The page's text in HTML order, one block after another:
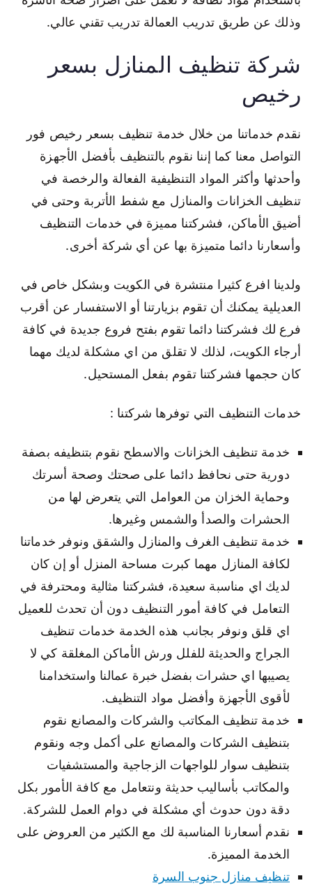
وذلك عن طريق تدريب العمالة تدريب تقني عالي.
شركة تنظيف المنازل بسعر
رخيص
نقدم خدماتنا من خلال خدمة تنظيف بسعر رخيص فور
التواصل معنا كما إننا نقوم بالتنظيف بأفضل الأجهزة
وأحدثها وأكثر المواد التنظيفية الفعالة والرخصة في
تنظيف الخزانات والمنازل مع شفط الأتربة وحتى في
أضيق الأماكن، فشركتنا مميزة في خدمات التنظيف
وأسعارنا دائما متميزة بها عن أي شركة أخرى.
ولدينا افرع كثيرا منتشرة في الكويت وبشكل خاص في
العديلية يمكنك أن تقوم بزيارتنا أو الاستفسار عن أقرب
فرع لك فشركتنا دائما تقوم بفتح فروع جديدة في كافة
أرجاء الكويت، لذلك لا تقلق من اي مشكلة لديك مهما
كان حجمها فشركتنا تقوم بفعل المستحيل.
خدمات التنظيف التي توفرها شركتنا :
خدمة تنظيف الخزانات والاسطح نقوم بتنظيفه بصفة
دورية حتى نحافظ دائما على صحتك وصحة أسرتك
وحماية الخزان من العوامل التي يتعرض لها من
الحشرات والصدأ والشمس وغيرها.
خدمة تنظيف الغرف والمنازل والشقق ونوفر خدماتنا
لكافة المنازل مهما كبرت مساحة المنزل أو إن كان
لديك اي مناسبة سعيدة، فشركتنا مثالية ومحترفة في
التعامل في كافة أمور التنظيف دون أن تحدث للعميل
اي قلق ونوفر بجانب هذه الخدمة خدمات تنظيف
الجراج والحديثة للفلل ورش الأماكن المغلقة كي لا
يصيبها اي حشرات بفضل خبرة عمالنا واستخدامنا
لأقوى الأجهزة وأفضل مواد التنظيف.
خدمة تنظيف المكاتب والشركات والمصانع نقوم
بتنظيف الشركات والمصانع على أكمل وجه ونقوم
بتنظيف سوار للواجهات الزجاجية والمستشفيات
والمكاتب بأساليب حديثة ونتعامل مع كافة الأمور بكل
دقة دون حدوث أي مشكلة في دوام العمل للشركة.
نقدم أسعارنا المناسبة لك مع الكثير من العروض على
الخدمة المميزة.
تنظيف منازل جنوب السرة